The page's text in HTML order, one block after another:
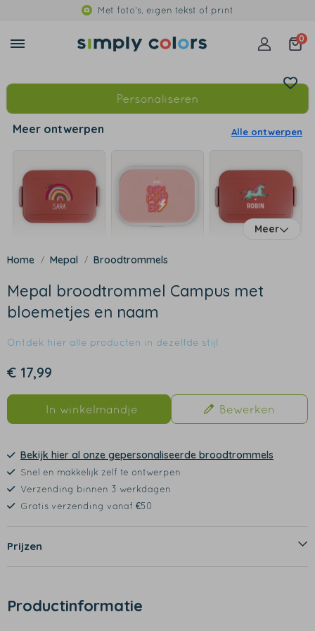
Met foto's, eigen tekst of print
0
Personaliseren
Meer ontwerpen Alle ontwerpen
Meer
Mepal Broodtrommels
Mepal broodtrommel Campus met
bloemetjes en naam
Ontdek hier alle producten in dezelfde stijl
€ 17,99
In winkelmandje Bewerken
Bekijk hier al onze gepersonaliseerde broodtrommels
Snel en makkelijk zelf te ontwerpen
Verzending binnen 3 werkdagen
Gratis verzending vanaf €50
Prijzen
Productinformatie